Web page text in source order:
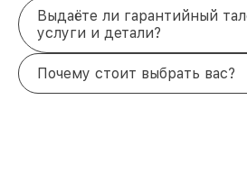
Выдаёте ли гарантийный
услуги и детали?
Почему стоит выбрать вас?